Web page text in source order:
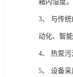
箱内湿度。
3、 与传
动化、智
4、 热泵
5、 设备